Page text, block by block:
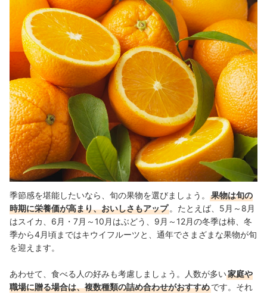
季節感を堪能したいなら、旬の果物を選びましょう。
果物は旬の
時期に栄養価が高まり、おいしさもアップ 。たとえば、5月～8月
はスイカ、6月・7月～10月はぶどう、9月～12月の冬季は柿、冬
季から4月頃まではキウイフルーツと、通年でさまざまな果物が旬
を迎えます。
あわせて、食べる人の好みも考慮しましょう。人数が多い家庭や
職場に贈る場合は、複数種類の詰め合わせがおすすめです。それ